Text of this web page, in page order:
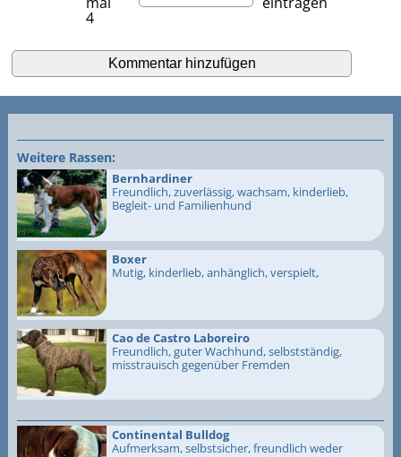
4
Weitere Rassen:
Bernhardiner
Freundlich, zuverlässig, wachsam, kinderlieb,
Begleit- und Familienhund
Boxer
Mutig, kinderlieb, anhänglich, verspielt,
Cao de Castro Laboreiro
Freundlich, guter Wachhund, selbstständig,
misstrauisch gegenüber Fremden
Continental Bulldog
Aufmerksam, selbstsicher, freundlich weder